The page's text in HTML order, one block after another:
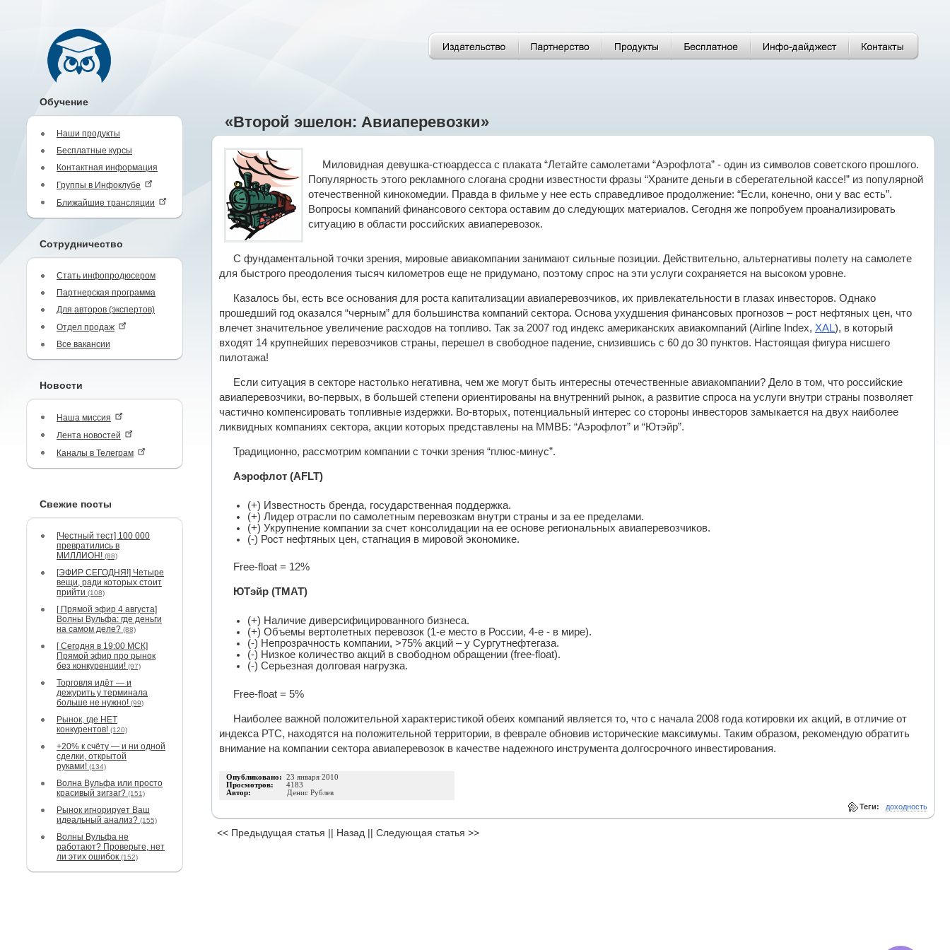
Обучение
Наши продукты
Бесплатные курсы
Контактная информация
Группы в Инфоклубе
Ближайшие трансляции
Сотрудничество
Стать инфопродюсером
Партнерская программа
Для авторов (экспертов)
Отдел продаж
Все вакансии
Новости
Наша миссия
Лента новостей
Каналы в Телеграм
Свежие посты
[Честный тест] 100 000
превратились в
МИЛЛИОН! (88)
[ЭФИР СЕГОДНЯ!] Четыре
вещи, ради которых стоит
прийти (108)
[ Прямой эфир 4 августа]
Волны Вульфа: где деньги
на самом деле? (88)
[ Сегодня в 19:00 МСК]
Прямой эфир про рынок
без конкуренции! (97)
Торговля идёт — и
дежурить у терминала
больше не нужно! (99)
Рынок, где НЕТ
конкурентов! (120)
+20% к счёту — и ни одной
сделки, открытой
руками! (134)
Волна Вульфа или просто
красивый зигзаг? (151)
Рынок игнорирует Ваш
идеальный анализ? (155)
Волны Вульфа не
работают? Проверьте, нет
ли этих ошибок (152)
«Второй эшелон: Авиаперевозки»
Миловидная девушка-стюардесса с плаката “Летайте самолетами “Аэрофлота” - один из символов советского прошлого.
Популярность этого рекламного слогана сродни известности фразы “Храните деньги в сберегательной кассе!” из популярной
отечественной кинокомедии. Правда в фильме у нее есть справедливое продолжение: “Если, конечно, они у вас есть”.
Вопросы компаний финансового сектора оставим до следующих материалов. Сегодня же попробуем проанализировать
ситуацию в области российских авиаперевозок.
С фундаментальной точки зрения, мировые авиакомпании занимают сильные позиции. Действительно, альтернативы полету на самолете
для быстрого преодоления тысяч километров еще не придумано, поэтому спрос на эти услуги сохраняется на высоком уровне.
Казалось бы, есть все основания для роста капитализации авиаперевозчиков, их привлекательности в глазах инвесторов. Однако
прошедший год оказался “черным” для большинства компаний сектора. Основа ухудшения финансовых прогнозов – рост нефтяных цен, что
влечет значительное увеличение расходов на топливо. Так за 2007 год индекс американских авиакомпаний (Airline Index, XAL), в который
входят 14 крупнейших перевозчиков страны, перешел в свободное падение, снизившись с 60 до 30 пунктов. Настоящая фигура нисшего
пилотажа!
Если ситуация в секторе настолько негативна, чем же могут быть интересны отечественные авиакомпании? Дело в том, что российские
авиаперевозчики, во-первых, в большей степени ориентированы на внутренний рынок, а развитие спроса на услуги внутри страны позволяет
частично компенсировать топливные издержки. Во-вторых, потенциальный интерес со стороны инвесторов замыкается на двух наиболее
ликвидных компаниях сектора, акции которых представлены на ММВБ: “Аэрофлот” и “Ютэйр”.
Традиционно, рассмотрим компании с точки зрения “плюс-минус”.
Аэрофлот (AFLT)
(+) Известность бренда, государственная поддержка.
(+) Лидер отрасли по самолетным перевозкам внутри страны и за ее пределами.
(+) Укрупнение компании за счет консолидации на ее основе региональных авиаперевозчиков.
(-) Рост нефтяных цен, стагнация в мировой экономике.
Free-float = 12%
ЮТэйр (TMAT)
(+) Наличие диверсифицированного бизнеса.
(+) Объемы вертолетных перевозок (1-е место в России, 4-е - в мире).
(-) Непрозрачность компании, >75% акций – у Сургутнефтегаза.
(-) Низкое количество акций в свободном обращении (free-float).
(-) Серьезная долговая нагрузка.
Free-float = 5%
Наиболее важной положительной характеристикой обеих компаний является то, что с начала 2008 года котировки их акций, в отличие от
индекса РТС, находятся на положительной территории, в феврале обновив исторические максимумы. Таким образом, рекомендую обратить
внимание на компании сектора авиаперевозок в качестве надежного инструмента долгосрочного инвестирования.
Опубликовано: 23 января 2010
Просмотров: 4183
Автор:
Денис Рублев
Теги: доходность
<< Предыдущая статья || Назад || Следующая статья >>